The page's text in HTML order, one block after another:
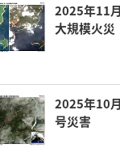
2025年11
大規模火災
2025年10
号災害